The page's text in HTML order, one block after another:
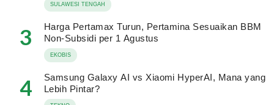
SULAWESI TENGAH
3
Harga Pertamax Turun, Pertamina Sesuaikan BBM
Non-Subsidi per 1 Agustus
EKOBIS
4
Samsung Galaxy AI vs Xiaomi HyperAI, Mana yang
Lebih Pintar?